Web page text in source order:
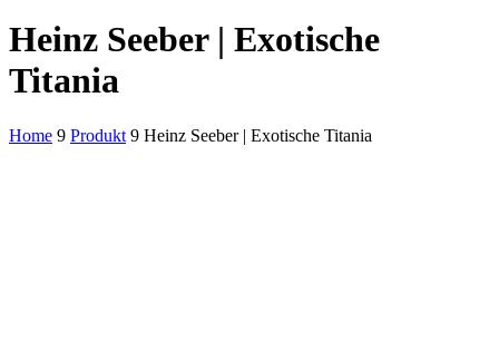
Heinz Seeber | Exotische
Titania
Home 9 Produkt 9 Heinz Seeber | Exotische Titania